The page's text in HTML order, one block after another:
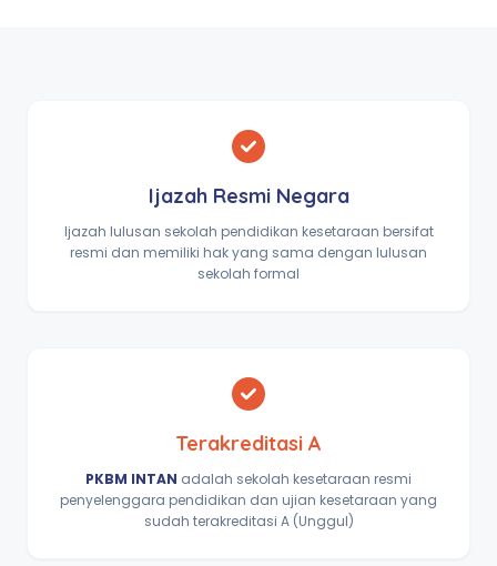
Ijazah Resmi Negara
Ijazah lulusan sekolah pendidikan kesetaraan bersifat
resmi dan memiliki hak yang sama dengan lulusan
sekolah formal
Terakreditasi A
PKBM INTAN adalah sekolah kesetaraan resmi
penyelenggara pendidikan dan ujian kesetaraan yang
sudah terakreditasi A (Unggul)